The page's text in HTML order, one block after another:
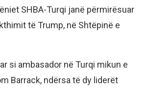
SHBA-Turqi janë përmirësuar
të Trump, në Shtëpinë e
si ambasador në Turqi mikun e
Barrack, ndërsa të dy liderët